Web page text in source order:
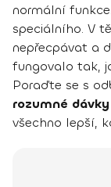
normální
speciálního. V
nepřecpávat a
fungovalo tak,
Poraďte se s
rozumné
všechno lepší,